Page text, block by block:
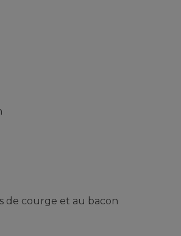
de courge et au bacon